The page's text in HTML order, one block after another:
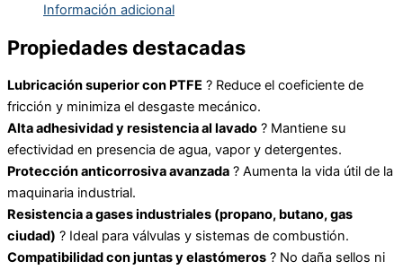
Información adicional
Propiedades destacadas
Lubricación superior con PTFE ? Reduce el coeficiente de
fricción y minimiza el desgaste mecánico.
Alta adhesividad y resistencia al lavado ? Mantiene su
efectividad en presencia de agua, vapor y detergentes.
Protección anticorrosiva avanzada ? Aumenta la vida útil de la
maquinaria industrial.
Resistencia a gases industriales (propano, butano, gas
ciudad) ? Ideal para válvulas y sistemas de combustión.
Compatibilidad con juntas y elastómeros ? No daña sellos ni